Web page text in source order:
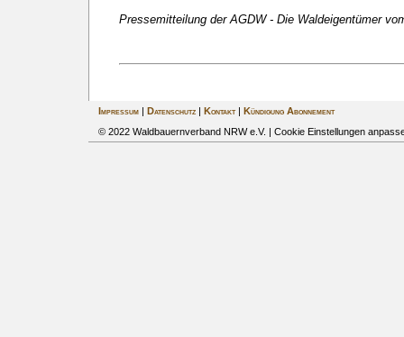
Pressemitteilung der AGDW - Die Waldeigentümer
Impressum| Datenschutz| Kontakt|
Kündigung Abonnement
© 2022 Waldbauernverband NRW e.V. | Cookie Einstellungen